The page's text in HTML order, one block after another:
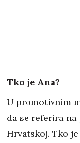
Tko je Ana?
U promotivnim
da se referira
Hrvatskoj. Tko